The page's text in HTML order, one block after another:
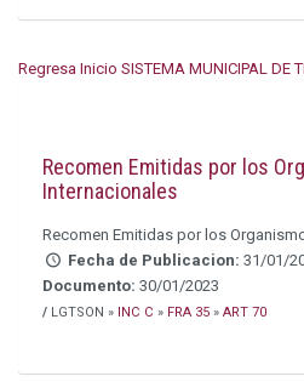
Regresa Inicio SISTEMA MUNICIPAL DE
Recomen Emitidas por los
Internacionales
Recomen Emitidas por los
Fecha de Publicacion:31/01/
Documento: 30/01/2023
/ LGTSON » INC C » FRA 35 » ART 70